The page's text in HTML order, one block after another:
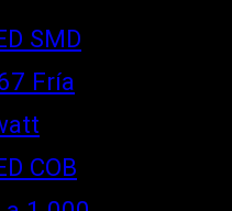
SMD
Fría
COB